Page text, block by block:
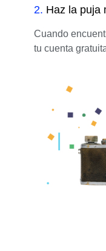
2. Haz la puja
Cuando
tu cuenta